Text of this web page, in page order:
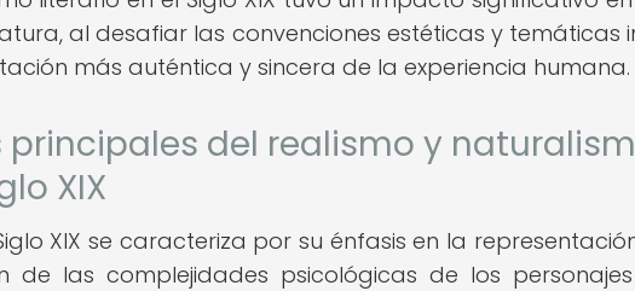
al desafiar las convenciones estéticas y temáticas
más auténtica y sincera de la experiencia humana.
del realismo y
XIX
XIX se caracteriza por su énfasis en la
de las complejidades psicológicas de los